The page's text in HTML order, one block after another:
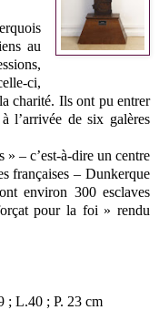
au
ci,
charité. Ils ont pu entrer
l’arrivée de six galères
– c’est-à-dire un centre
françaises – Dunkerque
environ 300 esclaves
pour la foi » rendu
; L.40 ; P. 23 cm